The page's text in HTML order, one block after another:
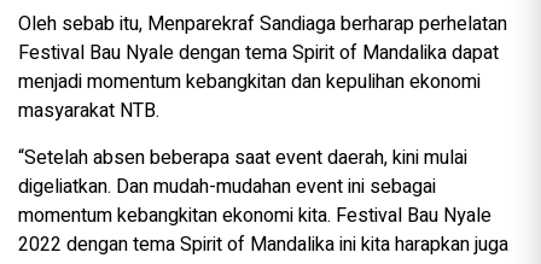
Oleh sebab itu, Menparekraf Sandiaga berharap perhelatan
Festival Bau Nyale dengan tema Spirit of Mandalika dapat
menjadi momentum kebangkitan dan kepulihan ekonomi
masyarakat NTB.
“Setelah absen beberapa saat event daerah, kini mulai
digeliatkan. Dan mudah-mudahan event ini sebagai
momentum kebangkitan ekonomi kita. Festival Bau Nyale
2022 dengan tema Spirit of Mandalika ini kita harapkan juga